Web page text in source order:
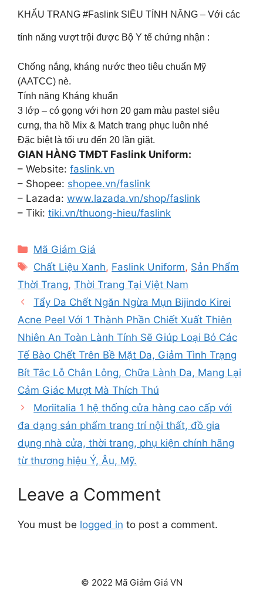
KHẨU TRANG #Faslink SIÊU TÍNH NĂNG – Với các
tính năng vượt trội được Bộ Y tế chứng nhận :
Chống nắng, kháng nước theo tiêu chuẩn Mỹ
(AATCC) nè.
Tính năng Kháng khuẩn
3 lớp – có gọng với hơn 20 gam màu pastel siêu
cưng, tha hồ Mix & Match trang phục luôn nhé
Đặc biệt là tối ưu đến 20 lần giặt.
GIAN HÀNG TMĐT Faslink Uniform:
– Website: faslink.vn
– Shopee: shopee.vn/faslink
– Lazada: www.lazada.vn/shop/faslink
– Tiki: tiki.vn/thuong-hieu/faslink
Categories
Mã Giảm Giá
Tags
Chất Liệu Xanh, Faslink Uniform, Sản Phẩm
Thời Trang, Thời Trang Tại Việt Nam
Tẩy Da Chết Ngăn Ngừa Mụn Bijindo Kirei
Acne Peel Với 1 Thành Phần Chiết Xuất Thiên
Nhiên An Toàn Lành Tính Sẽ Giúp Loại Bỏ Các
Tế Bào Chết Trên Bề Mặt Da, Giảm Tình Trạng
Bít Tắc Lỗ Chân Lông, Chữa Lành Da, Mang Lại
Cảm Giác Mượt Mà Thích Thú
Moriitalia 1 hệ thống cửa hàng cao cấp với
đa dạng sản phẩm trang trí nội thất, đồ gia
dụng nhà cửa, thời trang, phụ kiện chính hãng
từ thương hiệu Ý, Âu, Mỹ.
Leave a Comment
You must be logged in to post a comment.
© 2022 Mã Giảm Giá VN